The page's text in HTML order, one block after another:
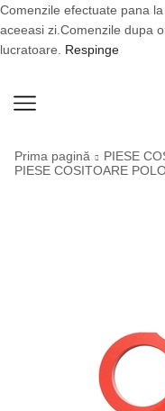
Comenzile efectuate pana
aceeasi zi.Comenzile dupa
lucratoare. Respinge
Prima pagină
PIESE
PIESE COSITOARE